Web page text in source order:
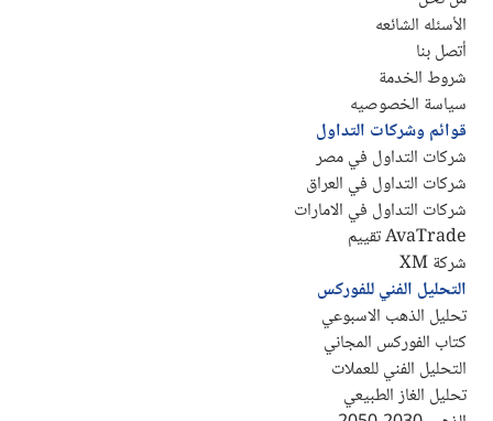
الأسئله الشائعه
أتصل بنا
شروط الخدمة
سياسة الخصوصيه
قوائم وشركات التداول
شركات التداول في مصر
شركات التداول في العراق
شركات التداول في الامارات
AvaTrade تقييم
شركة XM
التحليل الفني للفوركس
تحليل الذهب الاسبوعي
كتاب الفوركس المجاني
التحليل الفني للعملات
تحليل الغاز الطبيعي